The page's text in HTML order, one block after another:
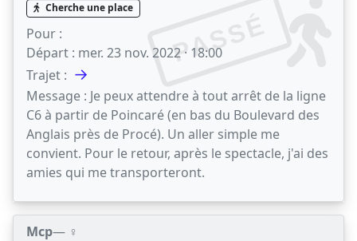
PASSÉ
Cherche une place
Pour :
Départ : mer. 23 nov. 2022 · 18:00
Trajet : →
Message : Je peux attendre à tout arrêt de la ligne
C6 à partir de Poincaré (en bas du Boulevard des
Anglais près de Procé). Un aller simple me
convient. Pour le retour, après le spectacle, j'ai des
amies qui me transporteront.
Mcp— ♀️